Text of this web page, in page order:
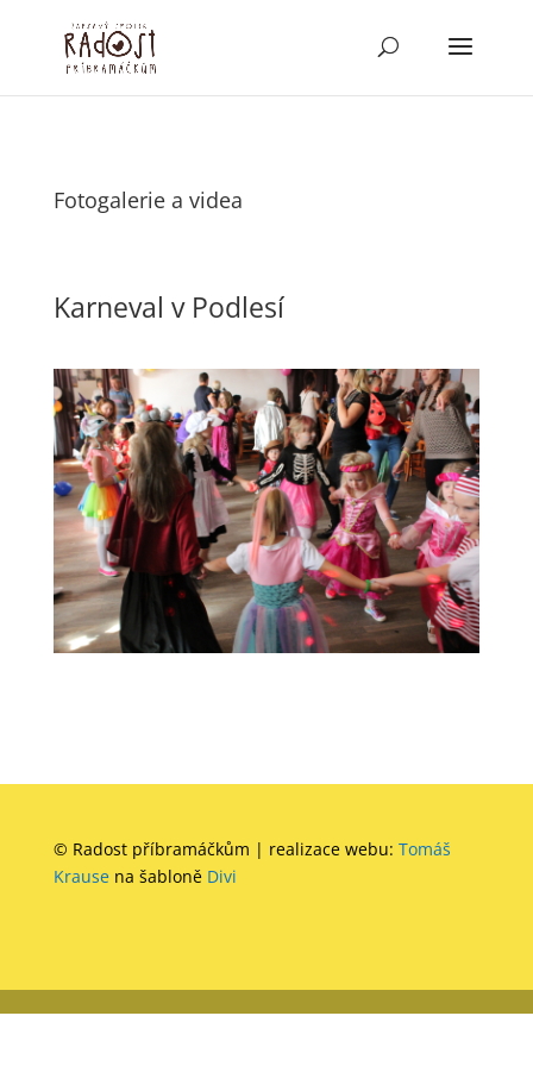
Fotogalerie a videa
Karneval v Podlesí
© Radost příbramáčkům | realizace webu: Tomáš
Krausena šabloně Divi